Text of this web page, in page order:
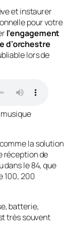
et instaurer
pour votre
l’engagement
d’orchestre
lors de
la solution
réception de
dans le 84, que
100, 200
batterie,
très souvent